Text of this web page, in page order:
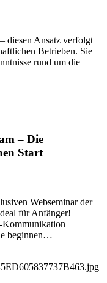
diesen Ansatz verfolgt
Betrieben. Sie
rund um die
– Die
Start
Webseminar der
für Anfänger!
Kommunikation
beginnen…